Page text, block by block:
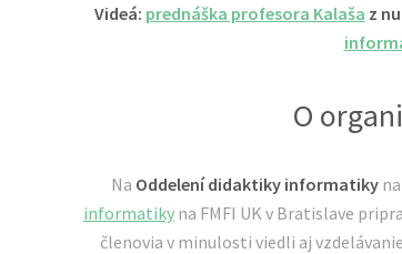
Videá: prednáška profesora Kalaša z
O
Na Oddelení didaktiky informatikyna
informatiky na FMFI UK v Bratislave
členovia v minulosti viedli aj